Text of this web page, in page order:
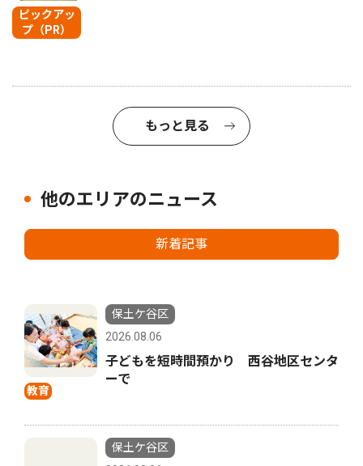
ピックアッ
プ（PR）
もっと見る
他のエリアのニュース
新着記事
教育
保土ケ谷区
2026.08.06
子どもを短時間預かり 西谷地区センタ
ーで
保土ケ谷区